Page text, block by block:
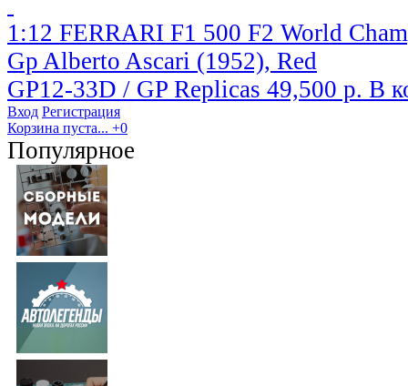
1:12 FERRARI F1 500 F2 World
Gp Alberto Ascari (1952), Red
GP12-33D / GP Replicas 49,500 р. В
Вход Регистрация
Корзина пуста... +0
Популярное